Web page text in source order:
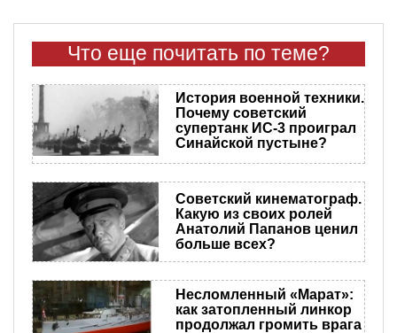
Что еще почитать по теме?
История военной техники.
Почему советский
супертанк ИС-3 проиграл
Синайской пустыне?
Советский кинематограф.
Какую из своих ролей
Анатолий Папанов ценил
больше всех?
Несломленный «Марат»:
как затопленный линкор
продолжал громить врага